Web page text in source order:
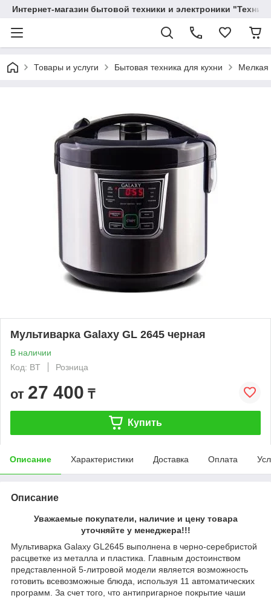
Интернет-магазин бытовой техники и электроники
Товары и услуги Бытовая техника для кухни Мелкая
Мультиварка Galaxy GL 2645 черная
В наличии
Код: BT
Розница
от 27 400 ₸
Купить
Описание Характеристики Доставка Оплата
Описание
Уважаемые покупатели, наличие и цену товара
уточняйте у менеджера!!!
Мультиварка Galaxy GL2645 выполнена в черно-серебристой
расцветке из металла и пластика. Главным достоинством
представленной 5-литровой модели является возможность
готовить всевозможные блюда, используя 11 автоматических
программ. За счет того, что антипригарное покрытие чаши